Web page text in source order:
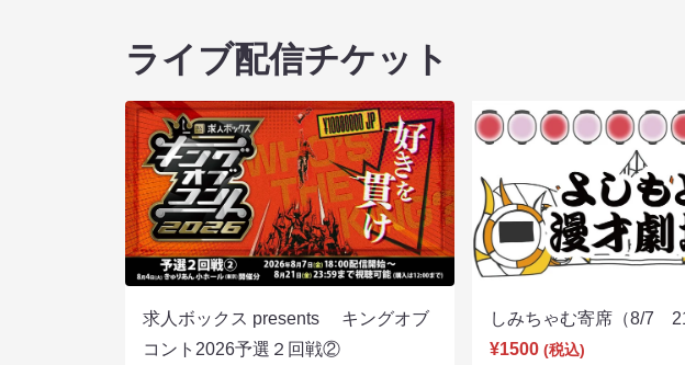
ライブ配信チケット
求人ボックス presents キングオブ
コント2026予選２回戦②
しみちゃむ寄席（8/7
¥1500 (税込)